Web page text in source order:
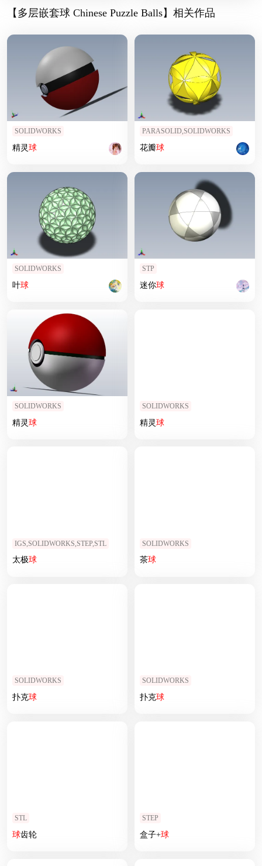
【多层嵌套球 Chinese Puzzle Balls】相关作品
SOLIDWORKS
精灵球
PARASOLID,SOLIDWORKS
花瓣球
SOLIDWORKS
叶球
STP
迷你球
SOLIDWORKS
精灵球
SOLIDWORKS
精灵球
IGS,SOLIDWORKS,STEP,STL
太极球
SOLIDWORKS
茶球
SOLIDWORKS
扑克球
SOLIDWORKS
扑克球
STL
球齿轮
STEP
盒子+球